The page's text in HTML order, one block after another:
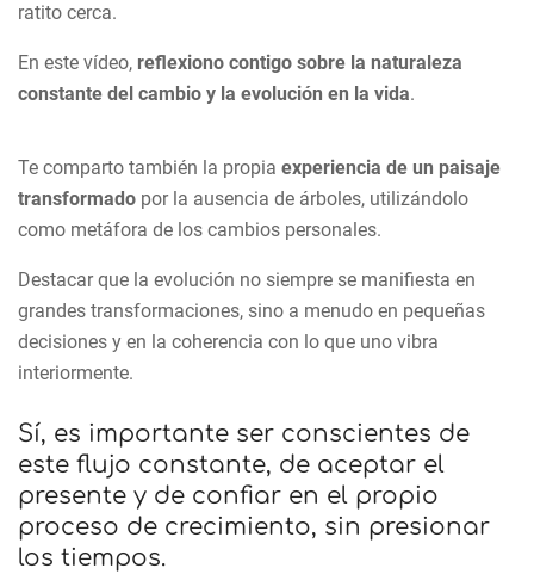
ratito cerca.
En este vídeo, reflexiono contigo sobre la naturaleza
constante del cambio y la evolución en la vida.
Te comparto también la propia experiencia de un paisaje
transformado por la ausencia de árboles, utilizándolo
como metáfora de los cambios personales.
Destacar que la evolución no siempre se manifiesta en
grandes transformaciones, sino a menudo en pequeñas
decisiones y en la coherencia con lo que uno vibra
interiormente.
Sí, es importante ser conscientes de
este flujo constante, de aceptar el
presente y de confiar en el propio
proceso de crecimiento, sin presionar
los tiempos.